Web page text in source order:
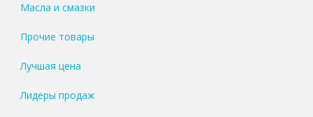
Масла и смазки
Прочие товары
Лучшая цена
Лидеры продаж